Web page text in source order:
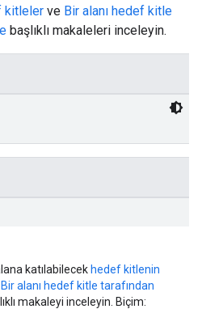
kitleler ve Bir alanı hedef kitle
başlıklı makaleleri inceleyin.
katılabilecek hedef kitlenin
Bir alanı hedef kitle tarafından
makaleyi inceleyin. Biçim: